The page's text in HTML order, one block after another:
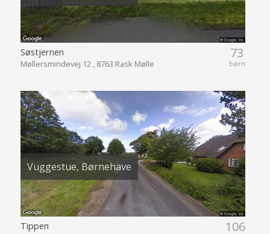
73
børn
Søstjernen
Møllersmindevej 12 , 8763 Rask Mølle
Vuggestue, Børnehave
106
Tippen